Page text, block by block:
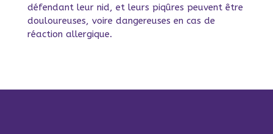
défendant leur nid, et leurs piqûres peuvent être
douloureuses, voire dangereuses en cas de
réaction allergique.